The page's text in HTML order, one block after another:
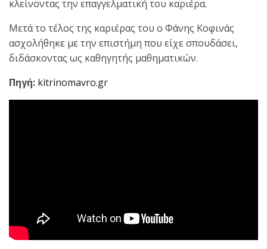
κλείνοντας την επαγγελματική του καριέρα.
Μετά το τέλος της καριέρας του ο Φάνης Κοφινάς
ασχολήθηκε με την επιστήμη που είχε σπουδάσει,
διδάσκοντας ως καθηγητής μαθηματικών.
Πηγή: kitrinomavro.gr